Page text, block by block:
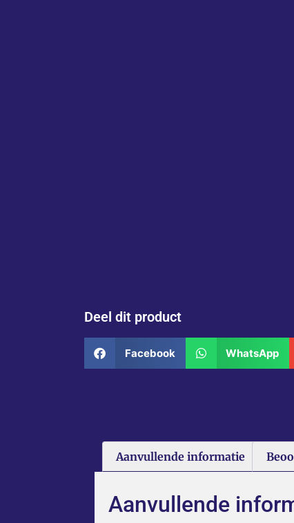
Deel dit product
Facebook WhatsApp
Aanvullende informatie
Aanvullende